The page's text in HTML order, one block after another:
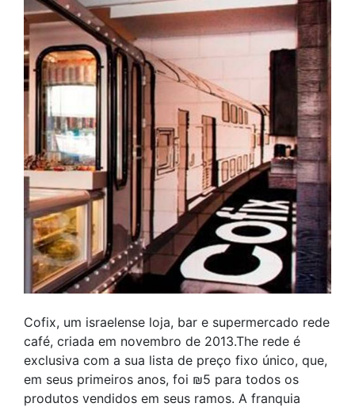
Cofix, um israelense loja, bar e supermercado rede
café, criada em novembro de 2013.The rede é
exclusiva com a sua lista de preço fixo único, que,
em seus primeiros anos, foi ₪5 para todos os
produtos vendidos em seus ramos. A franquia